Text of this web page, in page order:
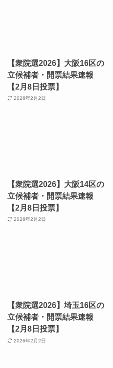
【衆院選2026】大阪16区の
立候補者・開票結果速報
【2月8日投票】
2026年2月2日
【衆院選2026】大阪14区の
立候補者・開票結果速報
【2月8日投票】
2026年2月2日
【衆院選2026】埼玉16区の
立候補者・開票結果速報
【2月8日投票】
2026年2月2日